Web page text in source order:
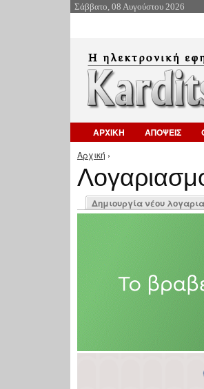
Σάββατο, 08 Αυγούστου 2026
ΑΡΧΙΚΗ ΑΠΟΨΕΙΣ
Είστε εδώ
Αρχική ›
Πρωτεύουσες
Δημιουργία νέου